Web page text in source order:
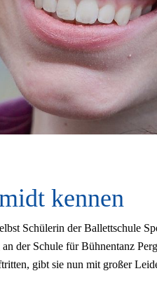
kennen
Schülerin der Ballettschule
der Schule für Bühnentanz
gibt sie nun mit großer